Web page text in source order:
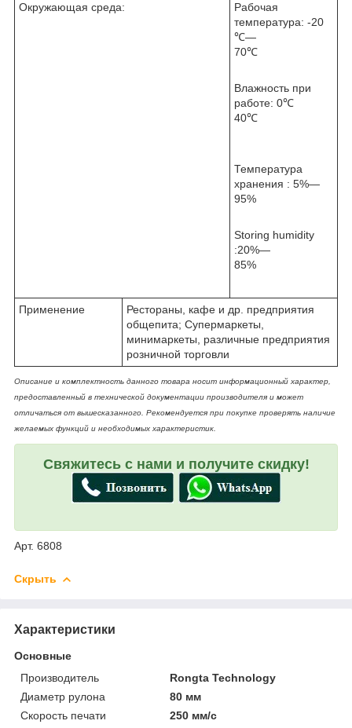
Окружающая среда:
Рабочая
температура: -20
℃—
70℃
Влажность при
работе: 0℃
40℃
Температура
хранения : 5%—
95%
Storing humidity
:20%—
85%
Применение
Рестораны, кафе и др. предприятия
общепита; Супермаркеты,
минимаркеты, различные предприятия
розничной торговли
Описание и комплектность данного товара носит информационный характер,
предоставленный в технической документации производителя и может
отличаться от вышесказанного. Рекомендуется при покупке проверять наличие
желаемых функций и необходимых характеристик.
Свяжитесь с нами и получите скидку!
Арт. 6808
Скрыть
Характеристики
Основные
Производитель
Rongta Technology
Диаметр рулона
80 мм
Скорость печати
250 мм/с